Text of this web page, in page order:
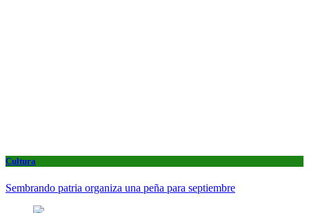
Cultura
Sembrando patria organiza una peña para septiembre